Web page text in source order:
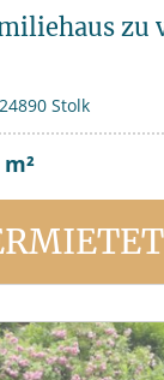
zu
Stolk
m²